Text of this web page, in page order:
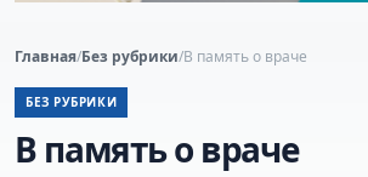
Главная/Без рубрики/В память о враче
БЕЗ РУБРИКИ
В память о враче